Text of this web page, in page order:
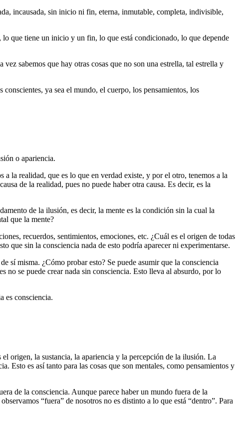
incausada, sin inicio ni fin, eterna, inmutable, completa, indivisible,
que tiene un inicio y un fin, lo que está condicionado, lo que depende
sabemos que hay otras cosas que no son una estrella, tal estrella y
ya sea el mundo, el cuerpo, los pensamientos, los
o apariencia.
a la realidad, que es lo que en verdad existe, y por el otro, tenemos a la
de la realidad, pues no puede haber otra causa. Es decir, es la
de la ilusión, es decir, la mente es la condición sin la cual la
que la mente?
recuerdos, sentimientos, emociones, etc. ¿Cuál es el origen de todas
que sin la consciencia nada de esto podría aparecer ni experimentarse.
sí misma. ¿Cómo probar esto? Se puede asumir que la consciencia
no se puede crear nada sin consciencia. Esto lleva al absurdo, por lo
es consciencia.
origen, la sustancia, la apariencia y la percepción de la ilusión. La
Esto es así tanto para las cosas que son mentales, como pensamientos y
de la consciencia. Aunque parece haber un mundo fuera de la
“fuera” de nosotros no es distinto a lo que está “dentro”. Para